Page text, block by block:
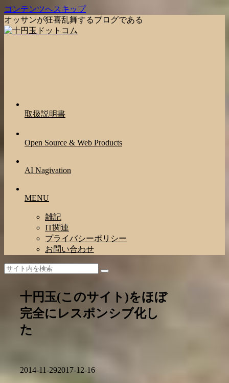
コンテンツへスキップ
オッサンが狂喜乱舞するブログである
取扱説明書
Open Source & Web Products
AI Nagivation
MENU
雑記
IT関連
プライバシーポリシー
お問い合わせ
十円玉(このサイト)をほぼ
完全にレスポンシブ化し
た
2014-11-292017-12-16